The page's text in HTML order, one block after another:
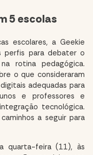
5 escolas
escolares, a Geekie
perfis para debater o
rotina pedagógica.
o que consideraram
adequadas para
e professores e
tecnológica.
a seguir para
quarta-feira (11), às